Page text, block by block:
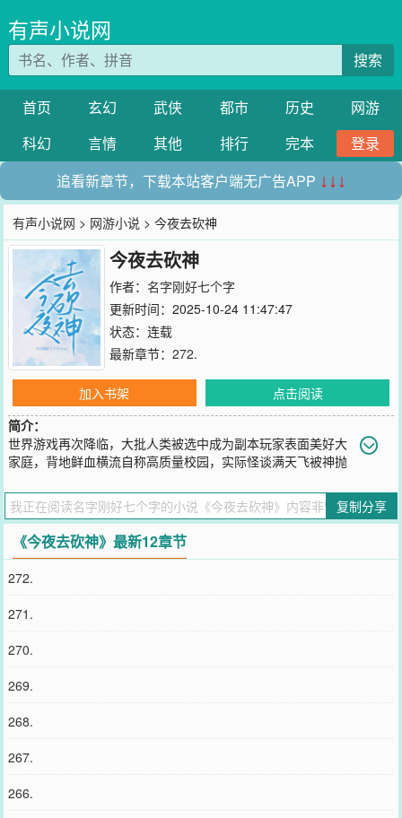
有声小说网
搜索
首页 玄幻 武侠 都市 历史
网游
科幻
言情 其他 排行 完本
登录
追看新章节，下载本站客户端无广告APP ↓↓↓
有声小说网 > 网游小说 > 今夜去砍神
今夜去砍神
作者： 名字刚好七个字
更新时间：2025-10-24 11:47:47
状态：连载
最新章节： 272.
加入书架
点击阅读
简介：
世界游戏再次降临，大批人类被选中成为副本玩家表面美好大
家庭，背地鲜血横流自称高质量校园，实际怪谈满天飞被神抛
世为敌邪神存在的世界里，无论是世界还是人类都在一步步走向毁
灭……对此江应白表示：一把刀不够杀的，那就来两把
您要是觉得《今夜去砍神》还不错的话请不要忘记向您QQ群和微博微
信里的朋友推荐哦！
复制分享
《今夜去砍神》最新12章节
272.
271.
270.
269.
268.
267.
266.